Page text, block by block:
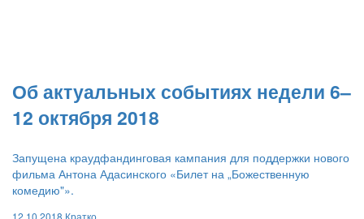
​Об актуальных событиях недели 6–
12 октября 2018
Запущена краудфандинговая кампания для поддержки нового
фильма Антона Адасинского «Билет на „Божественную
комедию"».
12.10.2018 Кратко